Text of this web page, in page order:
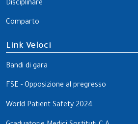
Disciplinare
Comparto
Link Veloci
Bandi di gara
FSE - Opposizione al pregresso
World Patient Safety 2024